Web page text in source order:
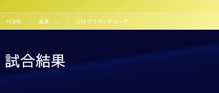
HOME 結果 , … U12 ダウポンチ リーグ
試合結果